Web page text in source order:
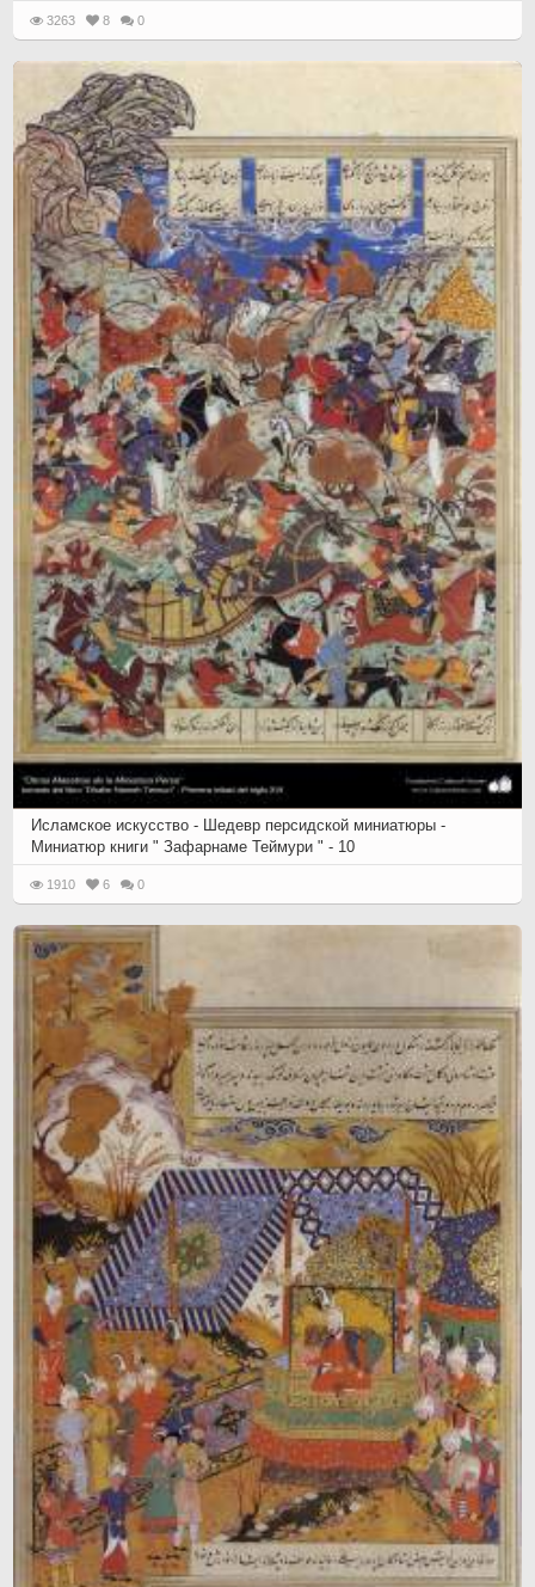
3263 8 0
Исламское искусство - Шедевр персидской миниатюры -
Миниатюр книги " Зафарнаме Теймури " - 10
1910 6 0